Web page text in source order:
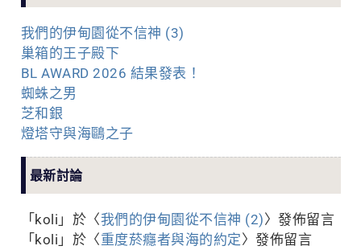
我們的伊甸園從不信神 (3)
巢箱的王子殿下
BL AWARD 2026 結果發表！
蜘蛛之男
芝和銀
燈塔守與海鷗之子
最新討論
「 koli 」於〈我們的伊甸園從不信神 (2)〉發佈留言
「 koli 」於〈重度菸癮者與海的約定〉發佈留言